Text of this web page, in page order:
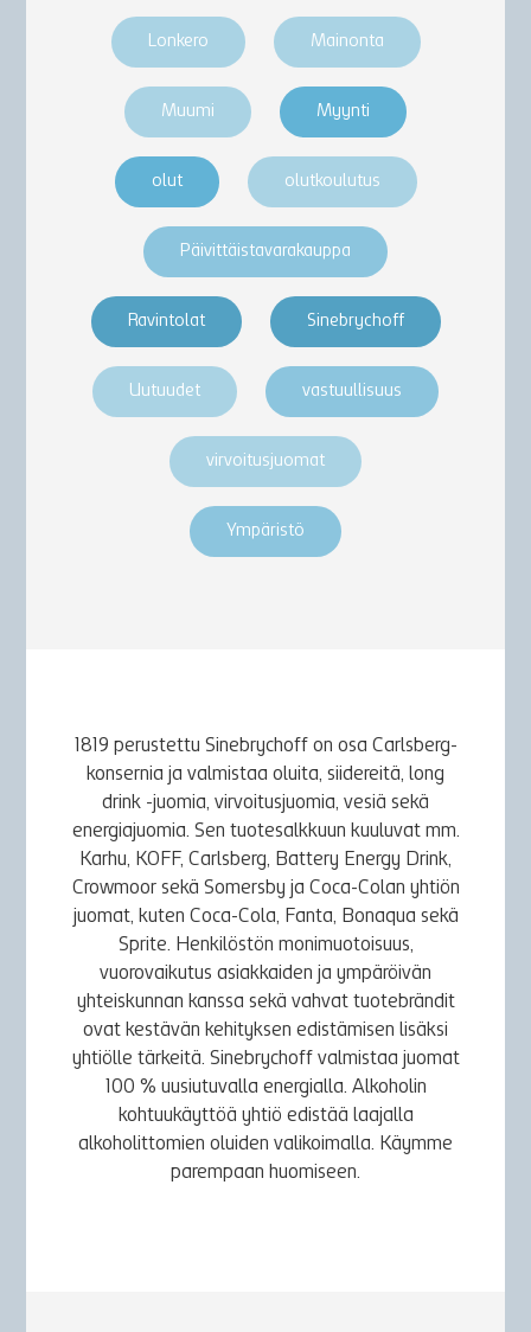
Lonkero Mainonta
Muumi Myynti
olut olutkoulutus
Päivittäistavarakauppa
Ravintolat Sinebrychoff
Uutuudet vastuullisuus
virvoitusjuomat
Ympäristö
1819 perustettu Sinebrychoff on osa Carlsberg-
konsernia ja valmistaa oluita, siidereitä, long
drink -juomia, virvoitusjuomia, vesiä sekä
energiajuomia. Sen tuotesalkkuun kuuluvat mm.
Karhu, KOFF, Carlsberg, Battery Energy Drink,
Crowmoor sekä Somersby ja Coca-Colan yhtiön
juomat, kuten Coca-Cola, Fanta, Bonaqua sekä
Sprite. Henkilöstön monimuotoisuus,
vuorovaikutus asiakkaiden ja ympäröivän
yhteiskunnan kanssa sekä vahvat tuotebrändit
ovat kestävän kehityksen edistämisen lisäksi
yhtiölle tärkeitä. Sinebrychoff valmistaa juomat
100 % uusiutuvalla energialla. Alkoholin
kohtuukäyttöä yhtiö edistää laajalla
alkoholittomien oluiden valikoimalla. Käymme
parempaan huomiseen.